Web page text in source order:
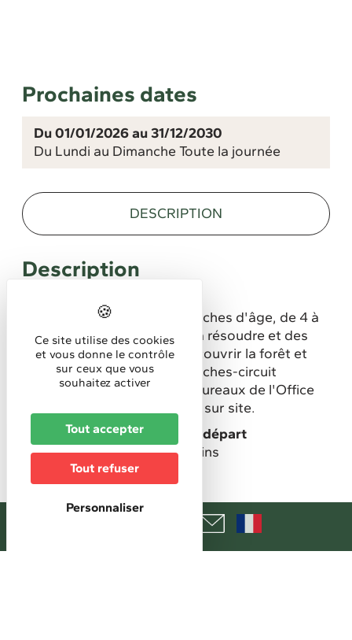
Prochaines dates
Du 01/01/2026 au 31/12/2030
Du Lundi au Dimanche Toute la journée
DESCRIPTION
Description
Différents parcours par tranches d'âge, de 4 à
+10 ans, avec des énigmes à résoudre et des
indices à retrouver pour découvrir la forêt et
ses habitants autrement ! Fiches-circuit
disponibles aux différents bureaux de l'Office
de Tourisme du Sundgau ou sur site.
Lieu de la manifestation/de départ
à l'extrémité de la rue des Pins
RAEDERSDORF
Ce site utilise des cookies
et vous donne le contrôle
sur ceux que vous
souhaitez activer
Tout accepter
Tout refuser
Personnaliser